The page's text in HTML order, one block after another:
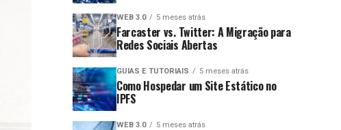
WEB 3.0 5 meses atrás
Farcaster vs. Twitter: A Migração para
Redes Sociais Abertas
GUIAS E TUTORIAIS 5 meses atrás
Como Hospedar um Site Estático no
IPFS
WEB 3.0 5 meses atrás